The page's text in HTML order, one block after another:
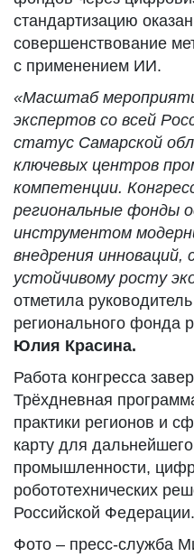
стандартизацию
совершенствование
с применением ИИ.
«Масштаб
экспертов со всей
статус Самарской
ключевых центров
компетенции.
региональные фонды
инструментом
внедрения инноваций,
устойчивому росту
отметила
регионального фонда
Юлия Красина.
Работа конгресса
Трёхдневная
практики регионов и
карту для
промышленности,
робототехнических
Российской Федерации.
Фото – пресс-служба